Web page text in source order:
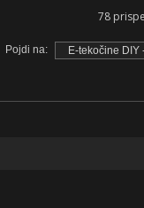
78
Pojdi na: